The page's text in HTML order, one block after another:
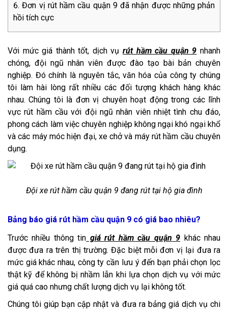
Đơn vị rút hầm cầu quận 9 đã nhận được những phản
hồi tích cực
Với mức giá thành tốt, dịch vụrút hầm cầu quận 9 nhanh
chóng, đội ngũ nhân viên được đào tạo bài bản chuyên
nghiệp. Đó chính là nguyên tắc, văn hóa của công ty chúng
tôi làm hài lòng rất nhiều các đối tượng khách hàng khác
nhau. Chúng tôi là đơn vị chuyên hoạt động trong các lĩnh
vực rút hầm cầu với đội ngũ nhân viên nhiệt tình chu đáo,
phong cách làm việc chuyên nghiệp không ngại khó ngại khổ
và các máy móc hiện đại, xe chở và máy rút hầm cầu chuyên
dụng.
Đội xe rút hầm cầu quận 9 đang rút tại hộ gia đình
Bảng báo giá rút hầm cầu quận 9 có giá bao nhiêu?
Trước nhiều thông tin giá rút hầm cầu quận 9 khác nhau
được đưa ra trên thị trường. Đặc biệt mỗi đơn vị lại đưa ra
mức giá khác nhau, công ty cần lưu ý đến bạn phải chọn lọc
thật kỹ để không bị nhầm lẫn khi lựa chọn dịch vụ với mức
giá quá cao nhưng chất lượng dịch vụ lại không tốt.
Chúng tôi giúp bạn cập nhật và đưa ra bảng giá dịch vụ chi